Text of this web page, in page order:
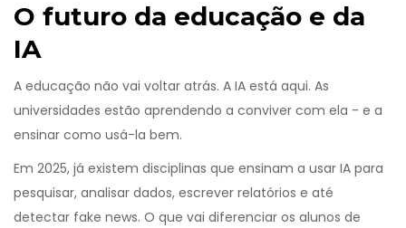
O futuro da educação e da
IA
A educação não vai voltar atrás. A IA está aqui. As
universidades estão aprendendo a conviver com ela - e a
ensinar como usá-la bem.
Em 2025, já existem disciplinas que ensinam a usar IA para
pesquisar, analisar dados, escrever relatórios e até
detectar fake news. O que vai diferenciar os alunos de